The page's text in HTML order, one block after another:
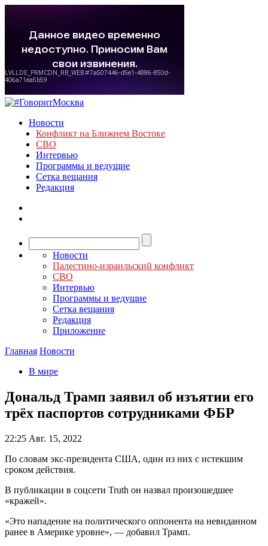
Новости
Конфликт на Ближнем Востоке
СВО
Интервью
Программы и ведущие
Сетка вещания
Редакция
Новости
Палестино-израильский конфликт
СВО
Интервью
Программы и ведущие
Сетка вещания
Редакция
Приложение
Главная Новости
В мире
Дональд Трамп заявил об изъятии его
трёх паспортов сотрудниками ФБР
22:25 Авг. 15, 2022
По словам экс-президента США, один из них с истекшим
сроком действия.
В публикации в соцсети Truth он назвал произошедшее
«кражей».
«Это нападение на политического оппонента на невиданном
ранее в Америке уровне», — добавил Трамп.